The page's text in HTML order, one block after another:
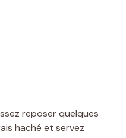
reposer quelques
haché et servez